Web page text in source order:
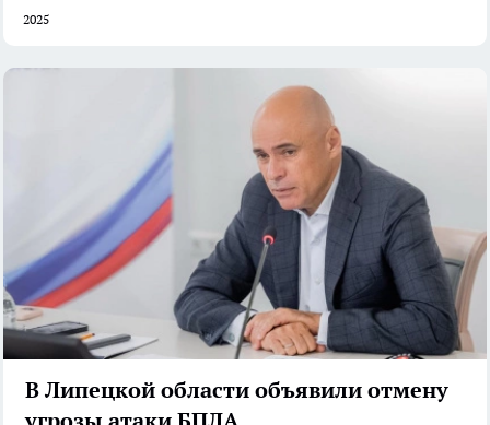
2025
В Липецкой области объявили отмену